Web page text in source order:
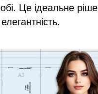
Це ідеальне